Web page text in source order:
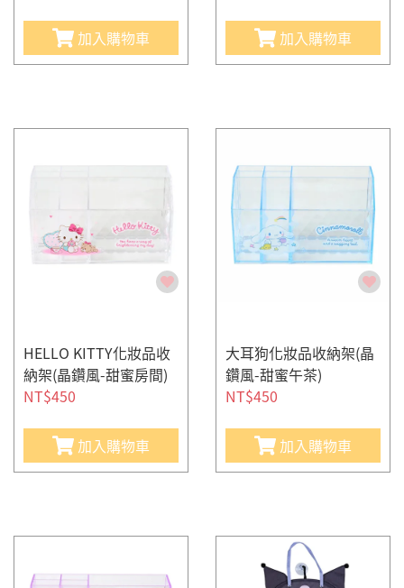
加入購物車 加入購物車
HELLO KITTY化妝品收
納架(晶鑽風-甜蜜房間)
NT$450
加入購物車
大耳狗化妝品收納架(晶
鑽風-甜蜜午茶)
NT$450
加入購物車